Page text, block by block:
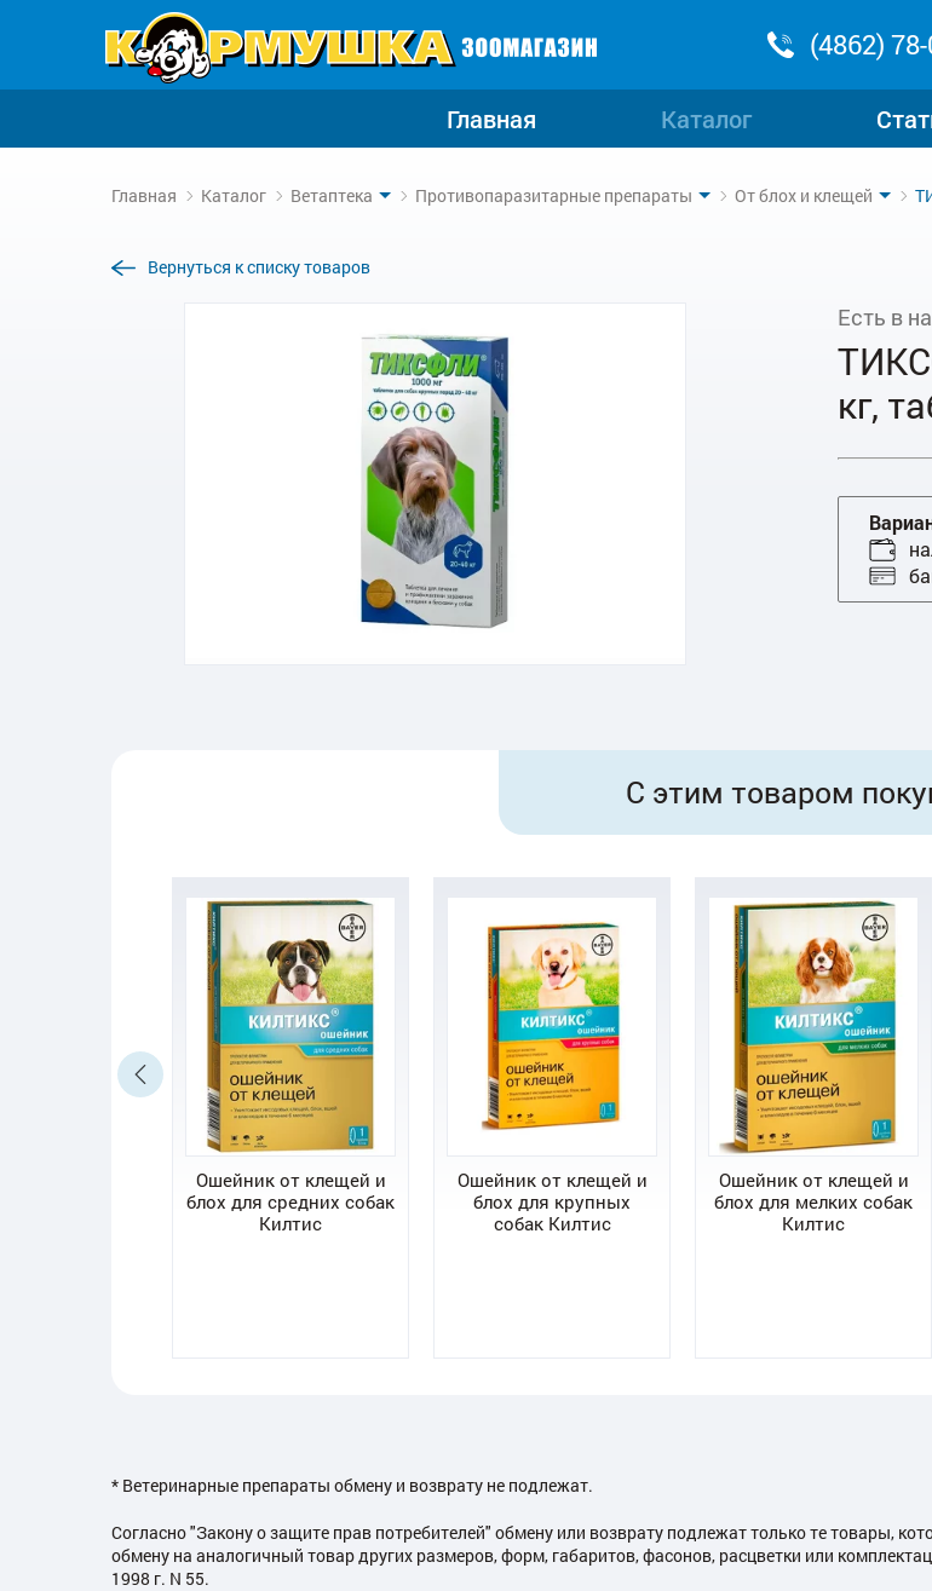
(4862)
Главная Каталог
Главная Каталог Ветаптека Противопаразитарные препараты От блох и клещей
Вернуться к списку товаров
Есть в
кг,
С этим товаром
Ошейник от клещей и
блох для средних собак
Килтис
Ошейник от клещей и
блох для крупных
собак Килтис
Ошейник от клещей и
блох для мелких собак
Килтис
* Ветеринарные препараты обмену и возврату не подлежат.
Согласно "Закону о защите прав потребителей" обмену или возврату подлежат только те товары,
обмену на аналогичный товар других размеров, форм, габаритов, фасонов, расцветки или
1998 г. N 55.